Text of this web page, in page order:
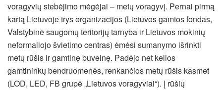
voragyvių stebėjimo mėgėjai – metų voragyvį. Pernai pirmą
kartą Lietuvoje trys organizacijos (Lietuvos gamtos fondas,
Valstybinė saugomų teritorijų tarnyba ir Lietuvos mokinių
neformaliojo švietimo centras) ėmėsi sumanymo išrinkti
metų rūšis ir gamtinę buveinę. Padėjo net kelios
gamtininkų bendruomenės, renkančios metų rūšis kasmet
(LOD, LED, FB grupė „Lietuvos voragyviai“). Į rūšių